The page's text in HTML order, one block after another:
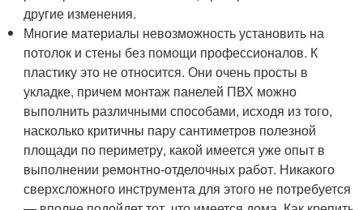
другие изменения.
Многие материалы невозможность установить на
потолок и стены без помощи профессионалов. К
пластику это не относится. Они очень просты в
укладке, причем монтаж панелей ПВХ можно
выполнить различными способами, исходя из того,
насколько критичны пару сантиметров полезной
площади по периметру, какой имеется уже опыт в
выполнении ремонтно-отделочных работ. Никакого
сверхсложного инструмента для этого не потребуется